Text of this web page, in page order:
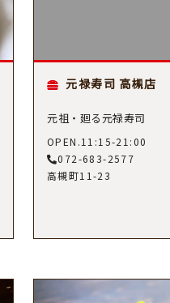
元禄寿司 高槻店
元祖・廻る元禄寿司
OPEN.11:15-21:00
072-683-2577
高槻町11-23